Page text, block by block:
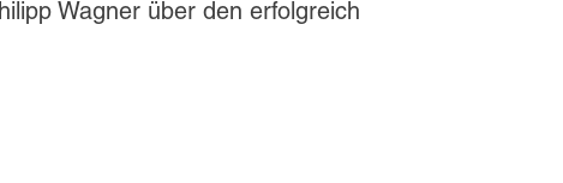
Wagner über den erfolgreich